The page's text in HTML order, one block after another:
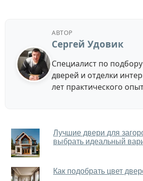
АВТОР
Сергей Удовик
Специалист по
дверей и отделки
лет практического
Лучшие двери для
выбрать идеальный
Как подобрать цвет